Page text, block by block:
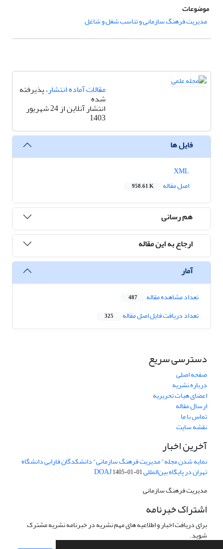
موضوعات
مدیریت فرهنگ سازمانی و تناسب شغل و شاغل
مقالات آماده انتشار، پذیرفته
شده
انتشار آنلاین از 24 شهریور
1403
فایل ها
اصل مقاله
958.61 K
هم رسانی
ارجاع به این مقاله
آمار
تعداد مشاهده مقاله 487
تعداد دریافت فایل اصل مقاله 325
دسترسی سریع
صفحه اصلی
درباره نشریه
اعضای هیات تحریریه
ارسال مقاله
تماس با ما
نقشه سایت
آخرین اخبار
نمایه شدن مجله" مدیریت فرهنگ سازمانی" دانشکدگان فارابی دانشگاه
تهران در پایگاه بین‌المللی DOAJ1405-01-01
مدیریت فرهنگ سازمانی
اشتراک خبرنامه
برای دریافت اخبار و اطلاعیه های مهم نشریه در خبرنامه نشریه مشترک
شوید.